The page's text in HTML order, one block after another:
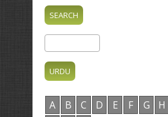
A B C D E F G H